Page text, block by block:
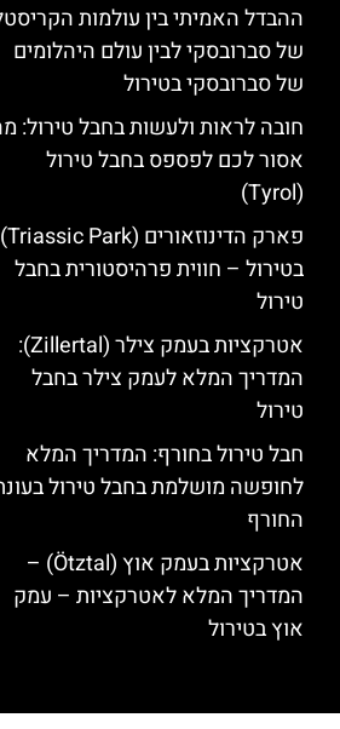
ההבדל האמיתי בין עולמות
של סברובסקי לבין עולם היהלומים
של סברובסקי בטירול
חובה לראות ולעשות בחבל טירול:
אסור לכם לפספס בחבל טירול
(Tyrol)
פארק הדינוזאורים (Triassic Park)
בטירול – חווית פרהיסטורית בחבל
טירול
אטרקציות בעמק צילר (Zillertal):
המדריך המלא לעמק צילר בחבל
טירול
חבל טירול בחורף: המדריך המלא
לחופשה מושלמת בחבל טירול
החורף
אטרקציות בעמק אוץ (Ötztal) –
המדריך המלא לאטרקציות – עמק
אוץ בטירול